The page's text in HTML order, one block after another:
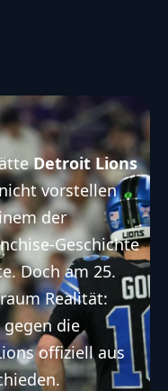
Detroit Lions
vorstellen
der
Geschichte
Doch am 25.
Realität:
gegen die
offiziell aus